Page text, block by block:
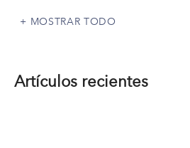
MOSTRAR TODO
Artículos recientes